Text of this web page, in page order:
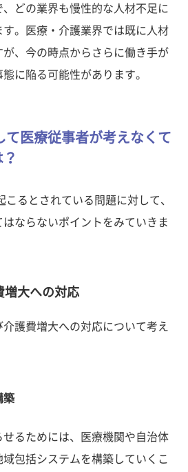
どの業界も慢性的な人材不足に
す。医療・介護業界では既に人材
、今の時点からさらに働き手が
に陥る可能性があります。
て医療従事者が考えなくて
るとされている問題に対して、
ならないポイントをみていきま
増大への対応
護費増大への対応について考え
築
るためには、医療機関や自治体
包括システムを構築していくこ